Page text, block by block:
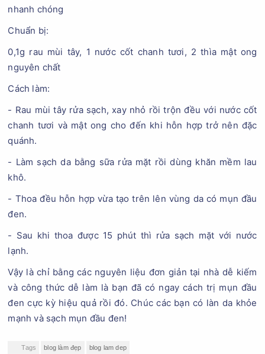
nhanh chóng
Chuẩn bị:
0,1g rau mùi tây, 1 nước cốt chanh tươi, 2 thìa mật ong
nguyên chất
Cách làm:
- Rau mùi tây rửa sạch, xay nhỏ rồi trộn đều với nước cốt
chanh tươi và mật ong cho đến khi hỗn hợp trở nên đặc
quánh.
- Làm sạch da bằng sữa rửa mặt rồi dùng khăn mềm lau
khô.
- Thoa đều hỗn hợp vừa tạo trên lên vùng da có mụn đầu
đen.
- Sau khi thoa được 15 phút thì rửa sạch mặt với nước
lạnh.
Vậy là chỉ bằng các nguyên liệu đơn giản tại nhà dễ kiếm
và công thức dễ làm là bạn đã có ngay cách trị mụn đầu
đen cực kỳ hiệu quả rồi đó. Chúc các bạn có làn da khỏe
mạnh và sạch mụn đầu đen!
Tags blog làm đẹp blog lam dep